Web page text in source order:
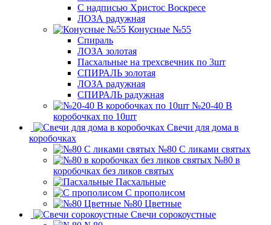
С надписью Христос Воскресе
ЛОЗА радужная
Конусные №55
Спираль
ЛОЗА золотая
Пасхальные на трехсвечник по 3шт
СПИРАЛЬ золотая
ЛОЗА радужная
СПИРАЛЬ радужная
№20-40 В
коробочках по 10шт
Свечи для дома в
коробочках
№80 С ликами святых
№80 в
коробочках без ликов святых
Пасхальные
С прополисом
№80 Цветные
Свечи сорокоустные